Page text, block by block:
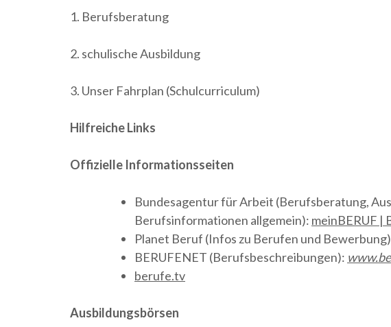
1. Berufsberatung
2. schulische Ausbildung
3. Unser Fahrplan (Schulcurriculum)
Hilfreiche Links
Offizielle Informationsseiten
Bundesagentur für Arbeit (Berufsberatung,
Berufsinformationen allgemein): meinBERUF |
Planet Beruf (Infos zu Berufen und
BERUFENET (Berufsbeschreibungen):
berufe.tv
Ausbildungsbörsen